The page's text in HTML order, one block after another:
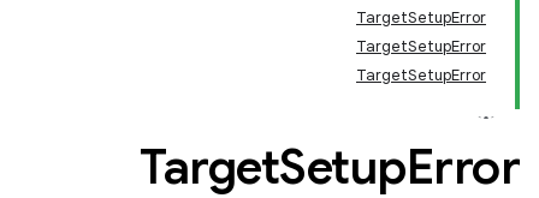
TargetSetupError
TargetSetupError
TargetSetupError
TargetSetupError